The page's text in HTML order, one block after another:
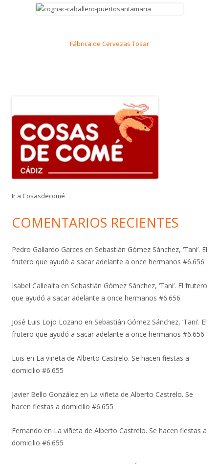
Fábrica de Cervezas Tosar
Ir a Cosasdecomé
COMENTARIOS RECIENTES
Pedro Gallardo Garces en Sebastián Gómez Sánchez, ‘Tani’. El
frutero que ayudó a sacar adelante a once hermanos #6.656
Isabel Callealta en Sebastián Gómez Sánchez, ‘Tani’. El frutero
que ayudó a sacar adelante a once hermanos #6.656
José Luis Lojo Lozano en Sebastián Gómez Sánchez, ‘Tani’. El
frutero que ayudó a sacar adelante a once hermanos #6.656
Luis en La viñeta de Alberto Castrelo. Se hacen fiestas a
domicilio #6.655
Javier Bello González en La viñeta de Alberto Castrelo. Se
hacen fiestas a domicilio #6.655
Fernando en La viñeta de Alberto Castrelo. Se hacen fiestas a
domicilio #6.655